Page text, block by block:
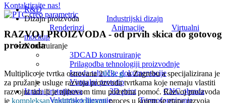
R&D
Dizajn proizvoda
Industrijski dizajn
Renderinzi
Animacije
Virtualni
mockup
Konstruiranje
3DCAD konstruiranje
Prilagodba tehnologiji proizvodnje
Izrada tehničke dokumentacije
Virtualni prototip
Izrada prototipova
3D print
CNC obrada
Vakumsko lijevanje
Termoformiranje
Kontaktirajte nas!
RAZVOJ PROIZVODA - od prvih skica do gotovog
proizvoda
Multiplico je tvrtka osnovana 2013. g.u Zagrebu a specijalizirana je
za pružanje usluge razvoja proizvoda tvrtkama koje nemaju vlastiti
razvojni tim ili je njihovom timu potrebna pomoć. Razvoj proizvoda
je kompleksan multidisciplinarniproces u kojem se etape razvoja